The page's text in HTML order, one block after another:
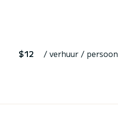
$12 / verhuur / persoon